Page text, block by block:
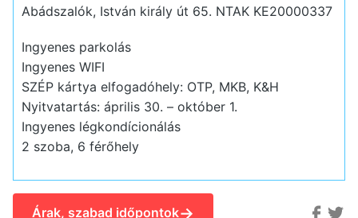
Abádszalók, István király út 65. NTAK KE20000337
Ingyenes parkolás
Ingyenes WIFI
SZÉP kártya elfogadóhely: OTP, MKB, K&H
Nyitvatartás: április 30. – október 1.
Ingyenes légkondícionálás
2 szoba, 6 férőhely
Árak, szabad időpontok→